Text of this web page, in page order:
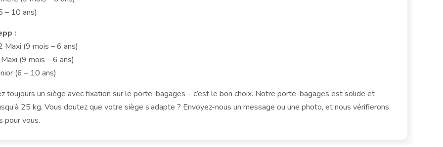
– 10 ans)
:
Maxi (9 mois – 6 ans)
(9 mois – 6 ans)
(6 – 10 ans)
toujours un siège avec fixation sur le porte-bagages – c’est le bon choix. Notre porte-bagages est solide et
25 kg. Vous doutez que votre siège s’adapte ? Envoyez-nous un message ou une photo, et nous vérifierons
pour vous.